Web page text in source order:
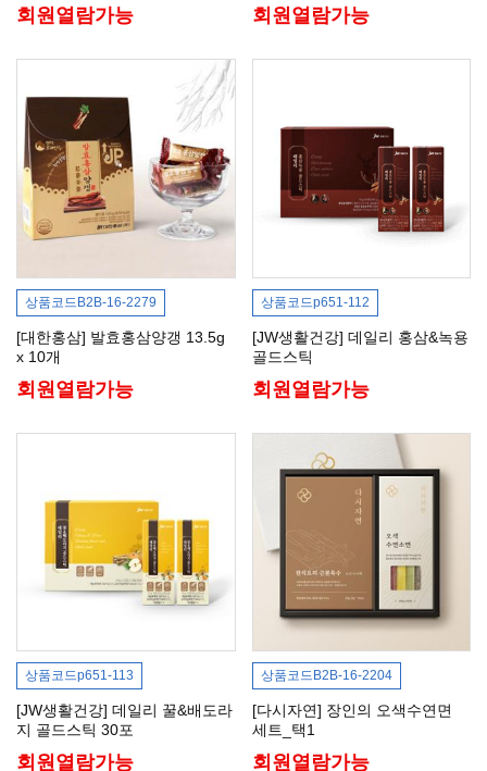
회원열람가능 회원열람가능
상품코드 B2B-16-2279
[대한홍삼] 발효홍삼양갱 13.5g
x 10개
회원열람가능
상품코드p651-112
[JW생활건강] 데일리 홍삼&녹용
골드스틱
회원열람가능
상품코드p651-113
[JW생활건강] 데일리 꿀&배도라
지 골드스틱 30포
회원열람가능
상품코드 B2B-16-2204
[다시자연] 장인의 오색수연면
세트_택1
회원열람가능